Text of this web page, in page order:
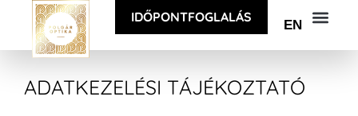
IDŐPONTFOGLALÁS EN
ADATKEZELÉSI TÁJÉKOZTATÓ